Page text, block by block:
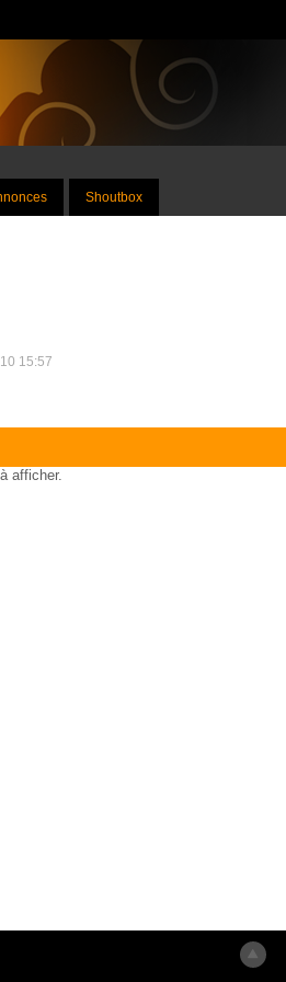
Shoutbox
15:57
afficher.